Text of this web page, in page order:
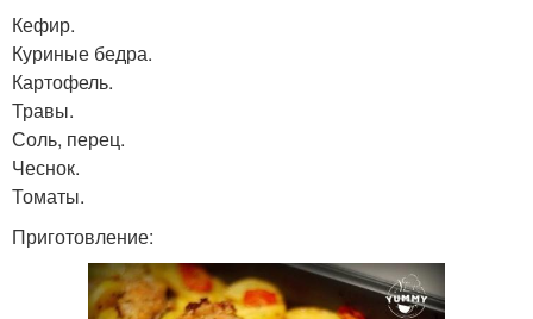
Кефир.
Куриные бедра.
Картофель.
Травы.
Соль, перец.
Чеснок.
Томаты.
Приготовление: